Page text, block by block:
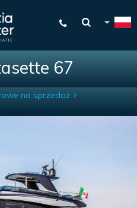
67
na sprzedaż